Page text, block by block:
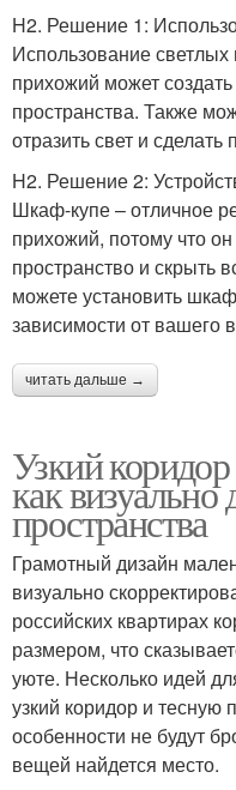
H2. Решение 1:
Использование светлых
прихожий может
пространства. Также
отразить свет и
H2. Решение 2:
Шкаф-купе – отличное
прихожий, потому что
пространство и скрыть
можете установить
зависимости от вашего
читать дальше →
Узкий
как визуально
пространства
Грамотный дизайн
визуально
российских квартирах
размером, что
уюте. Несколько идей
узкий коридор и тесную
особенности не будут
вещей найдется место.